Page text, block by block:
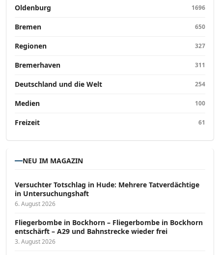
Oldenburg 1696
Bremen 650
Regionen 327
Bremerhaven 311
Deutschland und die Welt 254
Medien 100
Freizeit 61
NEU IM MAGAZIN
Versucht­er Totschlag in Hude: Mehrere Tatverdächtige
in Untersuchungshaft
6. August 2026
Fliegerbombe in Bockhorn – Fliegerbombe in Bockhorn
entschärft – A29 und Bahnstrecke wieder frei
3. August 2026